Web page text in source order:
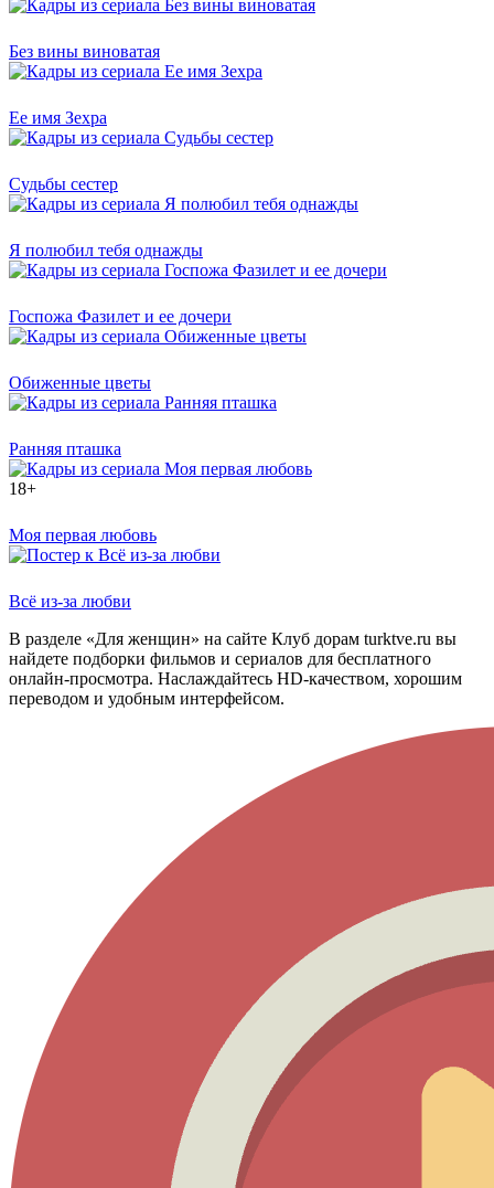
Без вины виноватая
Ее имя Зехра
Судьбы сестер
Я полюбил тебя однажды
Госпожа Фазилет и ее дочери
Обиженные цветы
Ранняя пташка
18+
Моя первая любовь
Всё из-за любви
В разделе «Для женщин» на сайте Клуб дорам turktve.ru вы
найдете подборки фильмов и сериалов для бесплатного
онлайн-просмотра. Наслаждайтесь HD-качеством, хорошим
переводом и удобным интерфейсом.